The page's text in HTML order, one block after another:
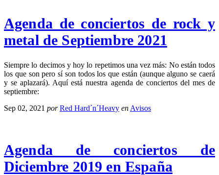
Agenda de conciertos de rock y
metal de Septiembre 2021
Siempre lo decimos y hoy lo repetimos una vez más: No están todos
los que son pero sí son todos los que están (aunque alguno se caerá
y se aplazará). Aquí está nuestra agenda de conciertos del mes de
septiembre:
Sep 02, 2021 por Red Hard´n´Heavy en Avisos
Agenda de conciertos de
Diciembre 2019 en España